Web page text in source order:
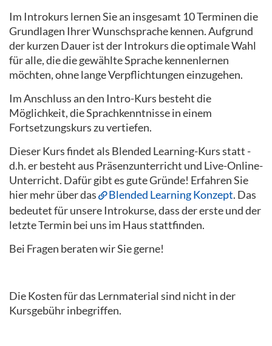
Im Introkurs lernen Sie an insgesamt 10 Terminen die
Grundlagen Ihrer Wunschsprache kennen. Aufgrund
der kurzen Dauer ist der Introkurs die optimale Wahl
für alle, die die gewählte Sprache kennenlernen
möchten, ohne lange Verpflichtungen einzugehen.
Im Anschluss an den Intro-Kurs besteht die
Möglichkeit, die Sprachkenntnisse in einem
Fortsetzungskurs zu vertiefen.
Dieser Kurs findet als Blended Learning-Kurs statt -
d.h. er besteht aus Präsenzunterricht und Live-Online-
Unterricht. Dafür gibt es gute Gründe! Erfahren Sie
hier mehr über das
Blended Learning Konzept. Das
bedeutet für unsere Introkurse, dass der erste und der
letzte Termin bei uns im Haus stattfinden.
Bei Fragen beraten wir Sie gerne!
Die Kosten für das Lernmaterial sind nicht in der
Kursgebühr inbegriffen.